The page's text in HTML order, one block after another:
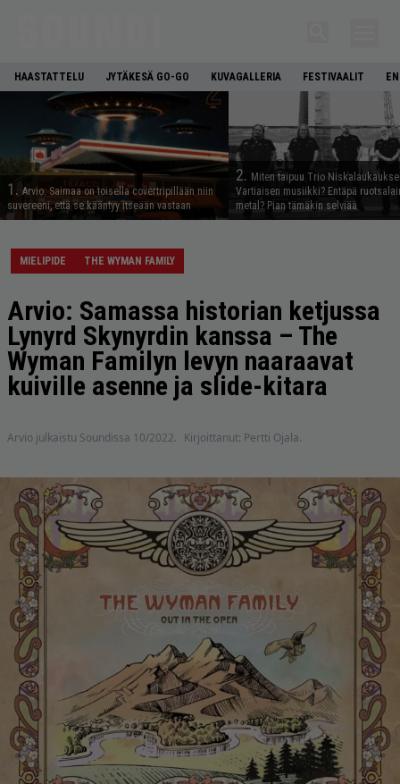
HAASTATTELU JYTÄKESÄ GO-GO KUVAGALLERIA FESTIVAALIT
1. Arvio: Saimaa on toisella covertripillään niin
suvereeni, että se kääntyy itseään vastaan
2. Miten taipuu Trio
Vartiaisen musiikki? Entäpä
metal? Pian tämäkin selviää
MIELIPIDE THE WYMAN FAMILY
Arvio: Samassa historian ketjussa
Lynyrd Skynyrdin kanssa – The
Wyman Familyn levyn naaraavat
kuiville asenne ja slide-kitara
Arvio julkaistu Soundissa 10/2022. Kirjoittanut: Pertti Ojala.